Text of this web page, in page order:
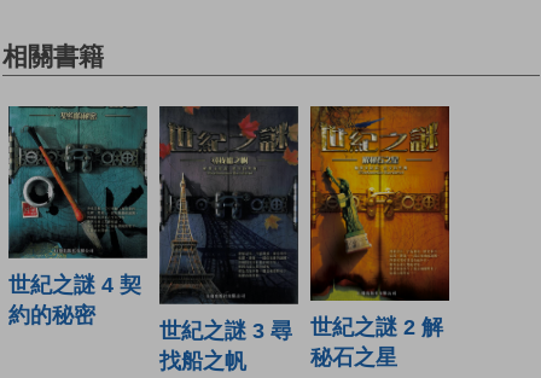
相關書籍
世紀之謎 4 契
約的秘密
世紀之謎 3 尋
找船之帆
世紀之謎 2 解
秘石之星